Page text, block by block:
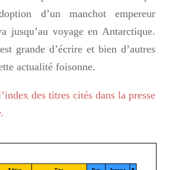
d’un manchot empereur
jusqu’au voyage en Antarctique.
grande d’écrire et bien d’autres
actualité foisonne.
des titres cités dans la presse